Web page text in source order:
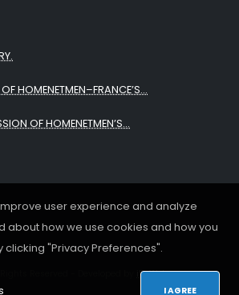
user experience and analyze
about how we use cookies and how you
"Privacy Preferences".
I AGREE
HOMENETMEN–FRANCE’S...
OF HOMENETMEN’S...
iDoWeb